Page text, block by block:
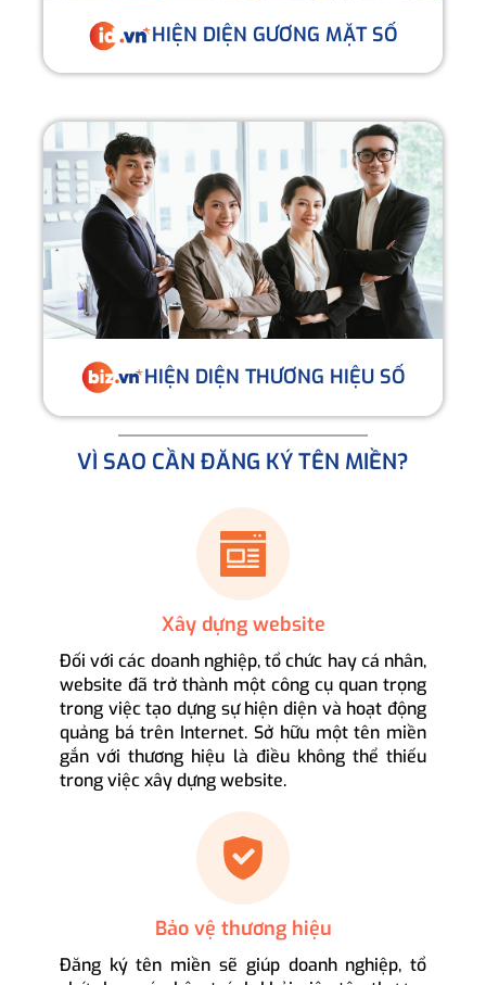
HIỆN DIỆN GƯƠNG MẶT SỐ
HIỆN DIỆN THƯƠNG HIỆU SỐ
VÌ SAO CẦN ĐĂNG KÝ TÊN MIỀN?
Xây dựng website
Đối với các doanh nghiệp, tổ chức hay cá nhân,
website đã trở thành một công cụ quan trọng
trong việc tạo dựng sự hiện diện và hoạt động
quảng bá trên Internet. Sở hữu một tên miền
gắn với thương hiệu là điều không thể thiếu
trong việc xây dựng website.
Bảo vệ thương hiệu
Đăng ký tên miền sẽ giúp doanh nghiệp, tổ